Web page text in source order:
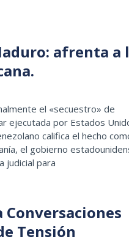
afrenta a
el «secuestro» de
ejecutada por Estados
califica el hecho
el gobierno
judicial para
Tensión